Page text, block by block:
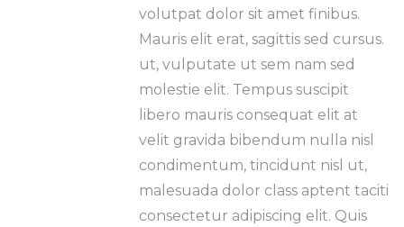
volutpat dolor sit amet finibus.
Mauris elit erat, sagittis sed cursus.
ut, vulputate ut sem nam sed
molestie elit. Tempus suscipit
libero mauris consequat elit at
velit gravida bibendum nulla nisl
condimentum, tincidunt nisl ut,
malesuada dolor class aptent taciti
consectetur adipiscing elit. Quis